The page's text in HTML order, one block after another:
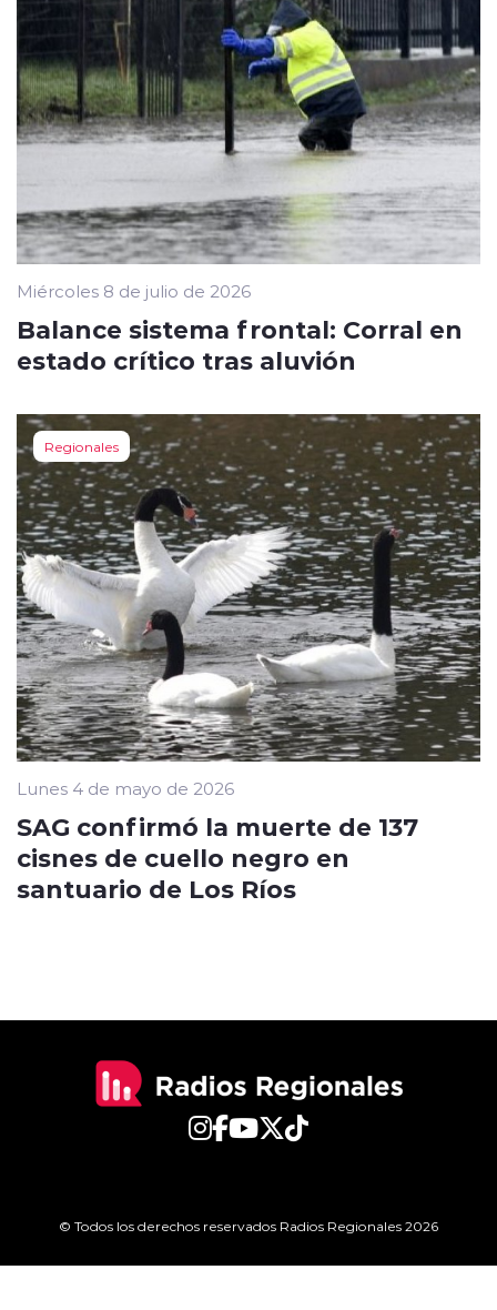
Miércoles 8 de julio de 2026
Balance sistema frontal: Corral en
estado crítico tras aluvión
Regionales
Lunes 4 de mayo de 2026
SAG confirmó la muerte de 137
cisnes de cuello negro en
santuario de Los Ríos
© Todos los derechos reservados Radios Regionales 2026